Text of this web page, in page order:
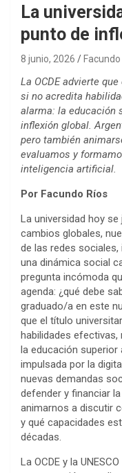
La
punto de
8 junio, 2026
La OCDE advierte
si no acredita
alarma: la educación
inflexión global.
pero también
evaluamos y
inteligencia artificial.
Por Facundo Ríos
La universidad hoy
cambios globales,
de las redes
una dinámica social
pregunta incómoda
agenda: ¿qué debe
graduado/a en este
que el título
habilidades efectivas,
la educación
impulsada por la
nuevas demandas
defender y financiar
animarnos a discutir
y qué capacidades
décadas.
La OCDE y la